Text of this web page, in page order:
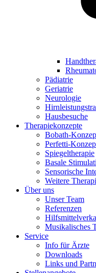
Pädiatrie
Geriatrie
Neurologie
Hausbesuche
Therapiekonzepte
Bobath-
Perfetti-
Spiegeltherapie
Basale
Sensorische
Weitere
Über uns
Unser Team
Referenzen
Musikalisches
Service
Info für Ärzte
Downloads
Links und